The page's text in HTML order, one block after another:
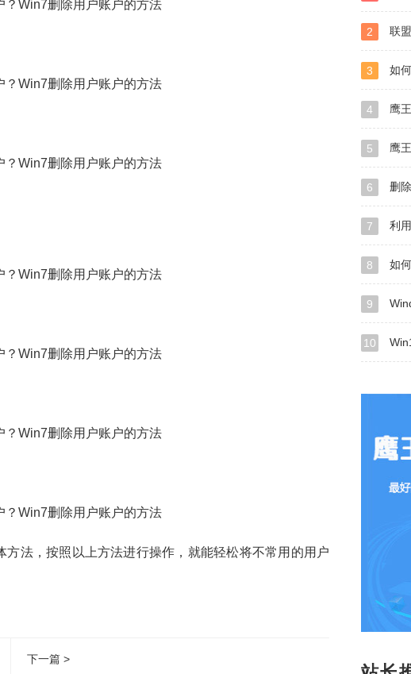
法，按照以上方法进行操作，就能轻松将不常用的用户
下一篇 >
2 联
3 如
4 鹰
5 鹰
6 删
7 利
8 如
9
10